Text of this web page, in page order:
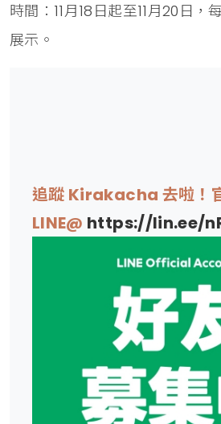
時間：11月18日起至11月20日，
展示。
追蹤 Kirakacha 去啦！
LINE@ https://lin.ee/